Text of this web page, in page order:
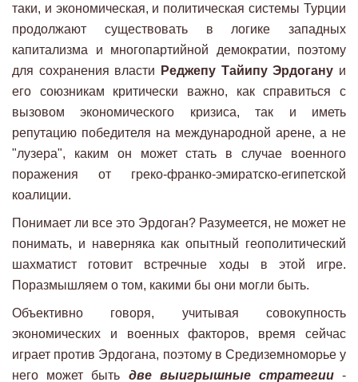
таки, и экономическая, и политическая системы Турции
продолжают существовать в логике западных
капитализма и многопартийной демократии, поэтому
для сохранения власти
Реджепу Тайипу Эрдогану и
его союзникам критически важно, как справиться с
вызовом экономического кризиса, так и иметь
репутацию победителя на международной арене, а не
"лузера", каким он может стать в случае военного
поражения от греко-франко-эмиратско-египетской
коалиции.
Понимает ли все это Эрдоган? Разумеется, не может не
понимать, и наверняка как опытный геополитический
шахматист готовит встречные ходы в этой игре.
Поразмышляем о том, какими бы они могли быть.
Объективно говоря, учитывая совокупность
экономических и военных факторов, время сейчас
играет против Эрдогана, поэтому в Средиземноморье у
него может быть две выигрышные стратегии-